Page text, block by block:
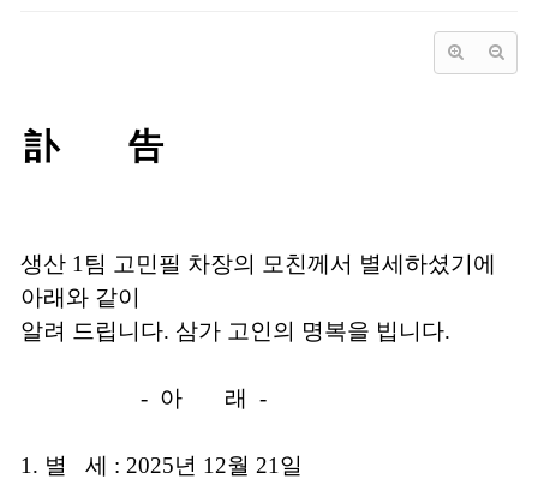
訃 告
생산 1팀 고민필 차장의 모친께서 별세하셨기에
아래와 같이
알려 드립니다. 삼가 고인의 명복을 빕니다.
- 아 래 -
1. 별 세 : 2025년 12월 21일